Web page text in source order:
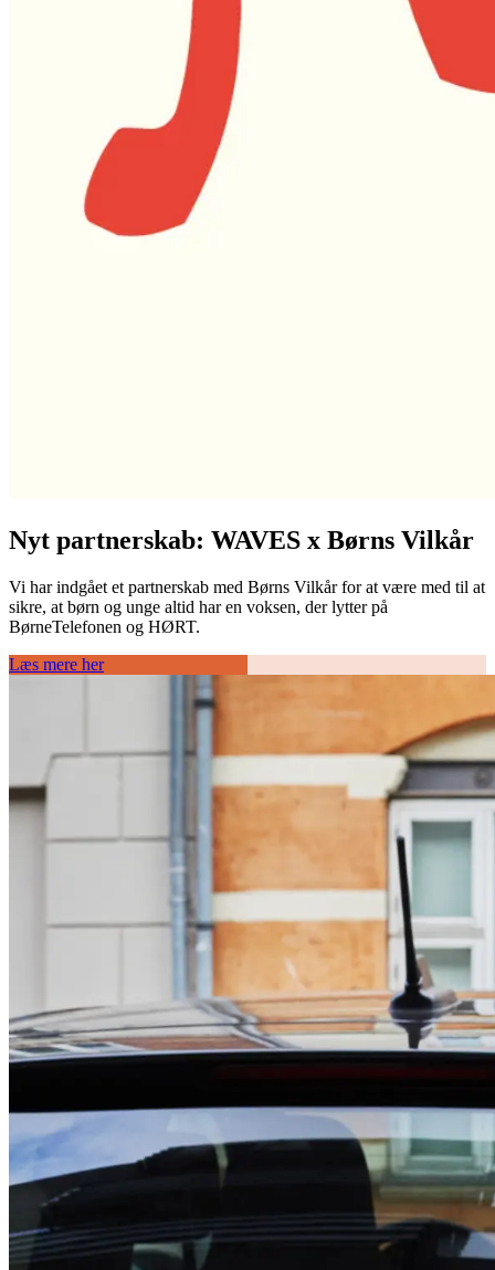
Nyt partnerskab: WAVES x Børns Vilkår
Vi har indgået et partnerskab med Børns Vilkår for at være med til at
sikre, at børn og unge altid har en voksen, der lytter på
BørneTelefonen og HØRT.
Læs mere her